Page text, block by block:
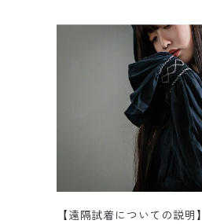
SHOES & ACCESSORY
【遠隔試着についての説明】